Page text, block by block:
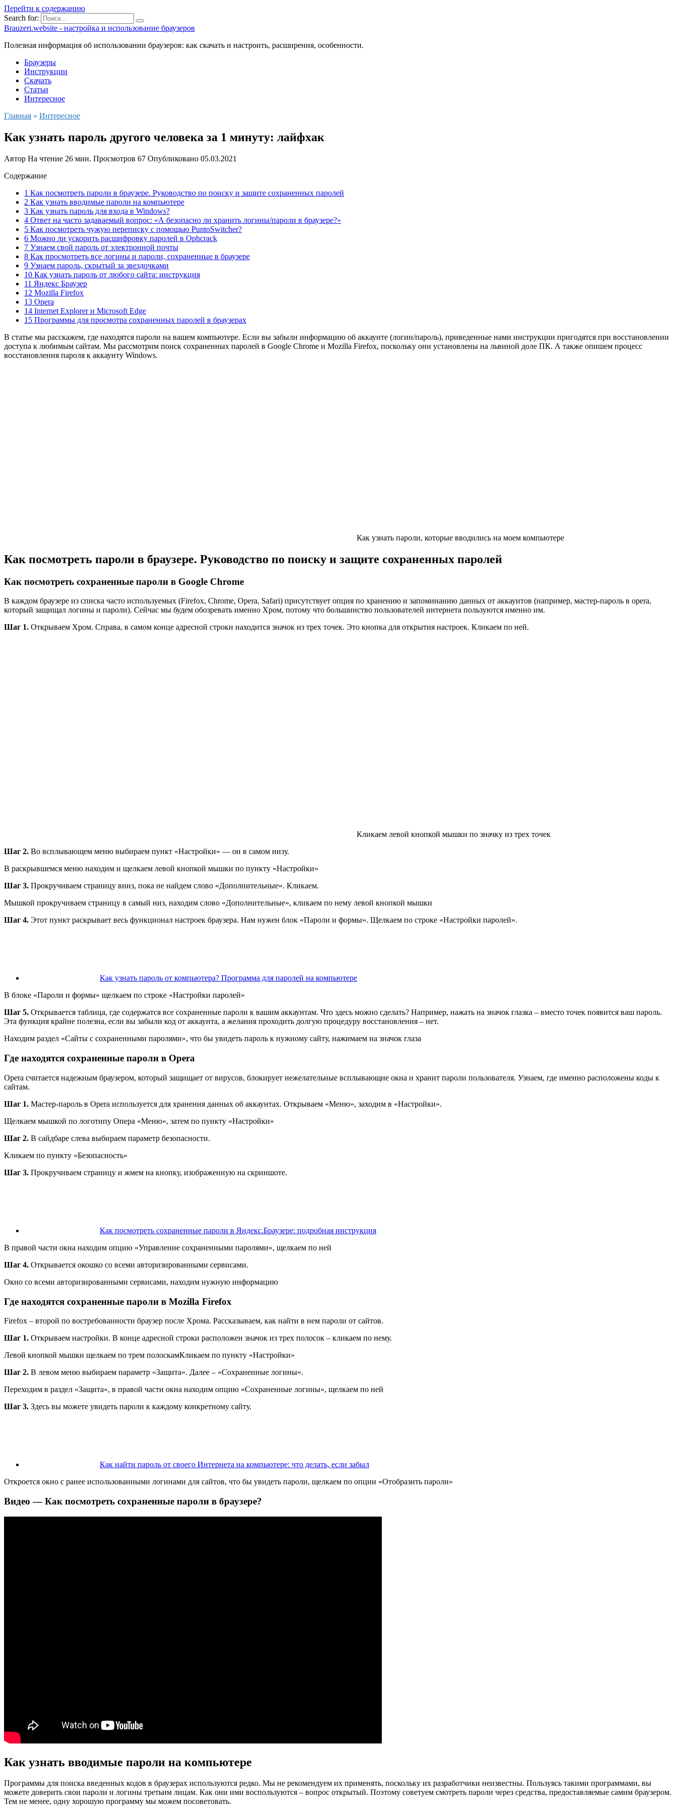
Перейти к содержанию
Search for:
Brauzeri.website - настройка и использование браузеров
Полезная информация об использовании браузеров: как скачать и настроить, расширения, особенности.
Браузеры
Инструкции
Скачать
Статьи
Интересное
Главная » Интересное
Как узнать пароль другого человека за 1 минуту: лайфхак
Автор На чтение 26 мин. Просмотров 67 Опубликовано 05.03.2021
Содержание
1 Как посмотреть пароли в браузере. Руководство по поиску и защите сохраненных паролей
2 Как узнать вводимые пароли на компьютере
3 Как узнать пароль для входа в Windows?
4 Ответ на часто задаваемый вопрос: «А безопасно ли хранить логины/пароли в браузере?»
5 Как посмотреть чужую переписку с помощью PuntoSwitcher?
6 Можно ли ускорить расшифровку паролей в Ophcrack
7 Узнаем свой пароль от электронной почты
8 Как просмотреть все логины и пароли, сохраненные в браузере
9 Узнаем пароль, скрытый за звездочками
10 Как узнать пароль от любого сайта: инструкция
11 Яндекс Браузер
12 Mozilla Firefox
13 Opera
14 Internet Explorer и Microsoft Edge
15 Программы для просмотра сохраненных паролей в браузерах
В статье мы расскажем, где находятся пароли на вашем компьютере. Если вы забыли информацию об аккаунте (логин/пароль), приведенные нами инструкции пригодятся при восстановлении
доступа к любимым сайтам. Мы рассмотрим поиск сохраненных паролей в Google Chrome и Mozilla Firefox, поскольку они установлены на львиной доле ПК. А также опишем процесс
восстановления пароля к аккаунту Windows.
Как узнать пароли, которые вводились на моем компьютере
Как посмотреть пароли в браузере. Руководство по поиску и защите сохраненных паролей
Как посмотреть сохраненные пароли в Google Chrome
В каждом браузере из списка часто используемых (Firefox, Chrome, Opera, Safari) присутствует опция по хранению и запоминанию данных от аккаунтов (например, мастер-пароль в opera,
который защищал логины и пароли). Сейчас мы будем обозревать именно Хром, потому что большинство пользователей интернета пользуются именно им.
Шаг 1. Открываем Хром. Справа, в самом конце адресной строки находится значок из трех точек. Это кнопка для открытия настроек. Кликаем по ней.
Кликаем левой кнопкой мышки по значку из трех точек
Шаг 2. Во всплывающем меню выбираем пункт «Настройки» — он в самом низу.
В раскрывшемся меню находим и щелкаем левой кнопкой мышки по пункту «Настройки»
Шаг 3. Прокручиваем страницу вниз, пока не найдем слово «Дополнительные». Кликаем.
Мышкой прокручиваем страницу в самый низ, находим слово «Дополнительные», кликаем по нему левой кнопкой мышки
Шаг 4. Этот пункт раскрывает весь функционал настроек браузера. Нам нужен блок «Пароли и формы». Щелкаем по строке «Настройки паролей».
Как узнать пароль от компьютера? Программа для паролей на компьютере
В блоке «Пароли и формы» щелкаем по строке «Настройки паролей»
Шаг 5. Открывается таблица, где содержатся все сохраненные пароли к вашим аккаунтам. Что здесь можно сделать? Например, нажать на значок глазка – вместо точек появится ваш пароль.
Эта функция крайне полезна, если вы забыли код от аккаунта, а желания проходить долгую процедуру восстановления – нет.
Находим раздел «Сайты с сохраненными паролями», что бы увидеть пароль к нужному сайту, нажимаем на значок глаза
Где находятся сохраненные пароли в Opera
Opera считается надежным браузером, который защищает от вирусов, блокирует нежелательные всплывающие окна и хранит пароли пользователя. Узнаем, где именно расположены коды к
сайтам.
Шаг 1. Мастер-пароль в Opera используется для хранения данных об аккаунтах. Открываем «Меню», заходим в «Настройки».
Щелкаем мышкой по логотипу Опера «Меню», затем по пункту «Настройки»
Шаг 2. В сайдбаре слева выбираем параметр безопасности.
Кликаем по пункту «Безопасность»
Шаг 3. Прокручиваем страницу и жмем на кнопку, изображенную на скриншоте.
Как посмотреть сохраненные пароли в Яндекс.Браузере: подробная инструкция
В правой части окна находим опцию «Управление сохраненными паролями», щелкаем по ней
Шаг 4. Открывается окошко со всеми авторизированными сервисами.
Окно со всеми авторизированными сервисами, находим нужную информацию
Где находятся сохраненные пароли в Mozilla Firefox
Firefox – второй по востребованности браузер после Хрома. Рассказываем, как найти в нем пароли от сайтов.
Шаг 1. Открываем настройки. В конце адресной строки расположен значок из трех полосок – кликаем по нему.
Левой кнопкой мышки щелкаем по трем полоскамКликаем по пункту «Настройки»
Шаг 2. В левом меню выбираем параметр «Защита». Далее – «Сохраненные логины».
Переходим в раздел «Защита», в правой части окна находим опцию «Сохраненные логины», щелкаем по ней
Шаг 3. Здесь вы можете увидеть пароли к каждому конкретному сайту.
Как найти пароль от своего Интернета на компьютере: что делать, если забыл
Откроется окно с ранее использованными логинами для сайтов, что бы увидеть пароли, щелкаем по опции «Отобразить пароли»
Видео — Как посмотреть сохраненные пароли в браузере?
Как узнать вводимые пароли на компьютере
Программы для поиска введенных кодов в браузерах используются редко. Мы не рекомендуем их применять, поскольку их разработчики неизвестны. Пользуясь такими программами, вы
можете доверить свои пароли и логины третьим лицам. Как они ими воспользуются – вопрос открытый. Поэтому советуем смотреть пароли через средства, предоставляемые самим браузером.
Тем не менее, одну хорошую программу мы можем посоветовать.